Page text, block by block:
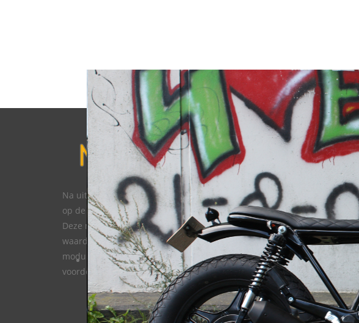
Na uitvoerig testen van vele prototypes, is Mark Tronics
op de markt gekomen met de MT-ontstekings modules.
Deze modules genereren een ander soort vonk,
waardoor de MT-modules vele efficienter zijn. De
module is volkomen plug-en-play en geeft vele
voordelen boven de originele modules.